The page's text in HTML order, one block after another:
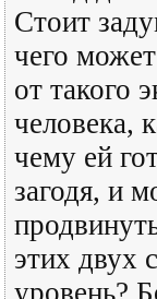
Стоит
чего
от такого
человека,
чему ей
загодя, и
этих двух
уровень?